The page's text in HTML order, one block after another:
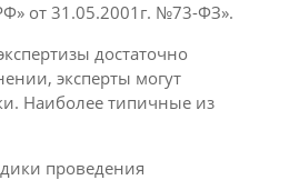
от 31.05.2001г. №73-ФЗ».
достаточно
эксперты могут
Наиболее типичные из
проведения